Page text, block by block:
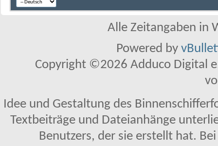
Alle Zeitangaben in
Powered by
Copyright ©2026 Adduco Digital
Idee und Gestaltung des
Textbeiträge und Dateianhänge
Benutzers, der sie erstellt hat.